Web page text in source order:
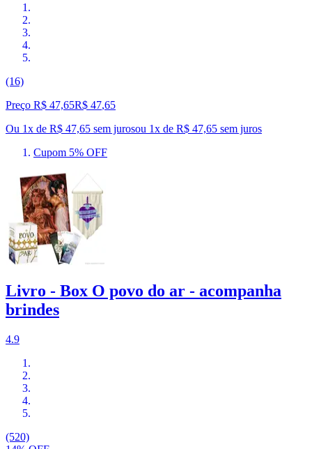
(16)
Preço R$ 47,65R$ 47,65
Ou 1x de R$ 47,65 sem jurosou 1x de R$ 47,65 sem juros
Cupom 5% OFF
Livro - Box O povo do ar - acompanha
brindes
4.9
(520)